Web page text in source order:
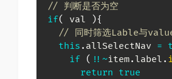
// 判断是否为空
if( val ){
// 同时筛选Lable与
this . allSelectNav =
if ( ! ! ~item. label .
return true